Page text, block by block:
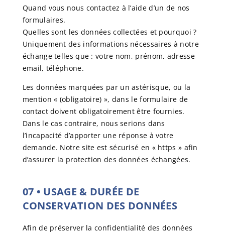
Quand vous nous contactez à l’aide d’un de nos
formulaires.
Quelles sont les données collectées et pourquoi ?
Uniquement des informations nécessaires à notre
échange telles que : votre nom, prénom, adresse
email, téléphone.
Les données marquées par un astérisque, ou la
mention « (obligatoire) », dans le formulaire de
contact doivent obligatoirement être fournies.
Dans le cas contraire, nous serions dans
l’incapacité d’apporter une réponse à votre
demande. Notre site est sécurisé en « https » afin
d’assurer la protection des données échangées.
07 • USAGE & DURÉE DE
CONSERVATION DES DONNÉES
Afin de préserver la confidentialité des données